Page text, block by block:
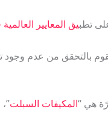
تطبيق المعايير العالمية
بالتحقق من عدم
هي “المكيفات السبلت